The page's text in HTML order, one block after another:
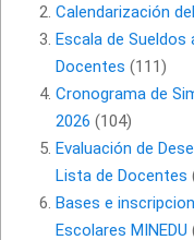
Calendarización
Escala de Sueldos
Docentes (111)
Cronograma de
2026 (104)
Evaluación de
Lista de Docentes
Bases e
Escolares MINEDU